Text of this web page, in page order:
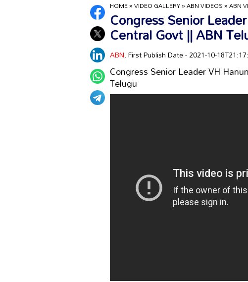
HOME»VIDEO GALLERY»ABN VIDEOS»ABN
Congress Senior
Central Govt || ABN
ABN, First Publish Date - 2021-10-
Congress Senior Leader VH
Telugu